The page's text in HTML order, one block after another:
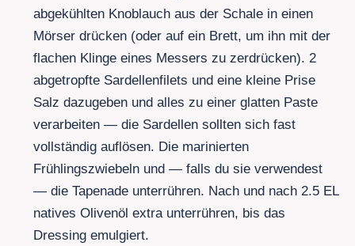
abgekühlten Knoblauch aus der Schale in einen
Mörser drücken (oder auf ein Brett, um ihn mit der
flachen Klinge eines Messers zu zerdrücken). 2
abgetropfte Sardellenfilets und eine kleine Prise
Salz dazugeben und alles zu einer glatten Paste
verarbeiten — die Sardellen sollten sich fast
vollständig auflösen. Die marinierten
Frühlingszwiebeln und — falls du sie verwendest
— die Tapenade unterrühren. Nach und nach 2.5 EL
natives Olivenöl extra unterrühren, bis das
Dressing emulgiert.